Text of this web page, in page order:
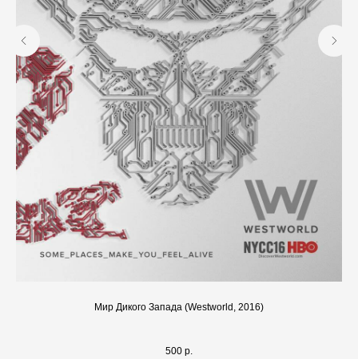
Мир Дикого Запада (Westworld, 2016)
500 р.